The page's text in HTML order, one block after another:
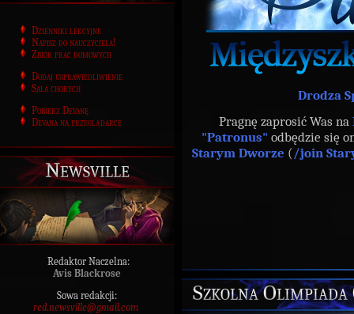
Dzienniki lekcyjne
Napisz do nauczyciela!
Zbiór prac domowych
Dodaj usprawiedliwienie
Sala chorych
Pobierz Devanę
Devana na przeglądarce
Newsville
Redaktor Naczelna:
Avis Blackrose
Sowa redakcji:
red.newsville@gmail.com
Drodza
Pragnę zaprosić Was na
"Patronus" odbędzie się
Starym Dworze ( /join
Szkolna